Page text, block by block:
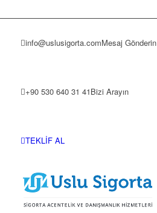
info@uslusigorta.comMesaj Gönderin
+90 530 640 31 41Bizi Arayın
TEKLİF AL